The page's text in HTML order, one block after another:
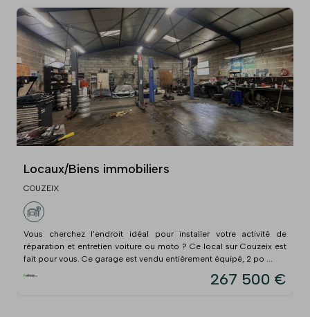
Locaux/Biens immobiliers
COUZEIX
Vous cherchez l'endroit idéal pour installer votre activité de
réparation et entretien voiture ou moto ? Ce local sur Couzeix est
fait pour vous. Ce garage est vendu entièrement équipé, 2 po ...
267 500 €